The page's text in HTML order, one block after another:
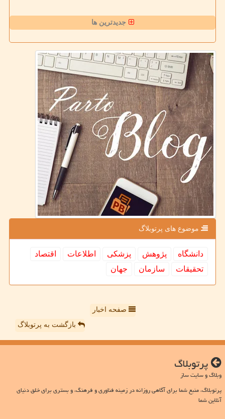
جدیدترین ها
موضوع های پرتوبلاگ
دانشگاه پژوهش پزشكی اطلاعات
اقتصاد
تحقیقات
سازمان جهان
صفحه اخبار
بازگشت به پرتوبلاگ
پرتوبلاگ
وبلاگ و سایت ساز
پرتوبلاگ، منبع شما برای آگاهی روزانه در زمینه فناوری و فرهنگ، و بستری برای خلق دنیای
آنلاین شما